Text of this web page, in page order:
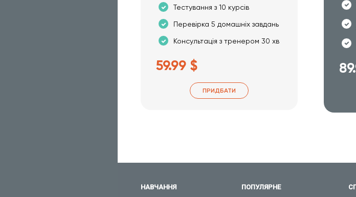
Тестування з 10 курсів
Перевірка 5 домашніх завдань
Консультація з тренером 30 хв
59.99 $
ПРИДБАТИ
НАВЧАННЯ ПОПУЛЯРНЕ